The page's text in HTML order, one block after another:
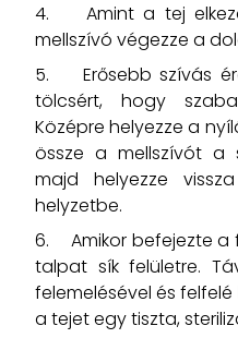
4. Amint a tej
mellszívó végezze a
5. Erősebb szívás
tölcsért, hogy
Középre helyezze a
össze a mellszívót a
majd helyezze
helyzetbe.
6. Amikor befejezte a
talpat sík felületre.
felemelésével és
a tejet egy tiszta,